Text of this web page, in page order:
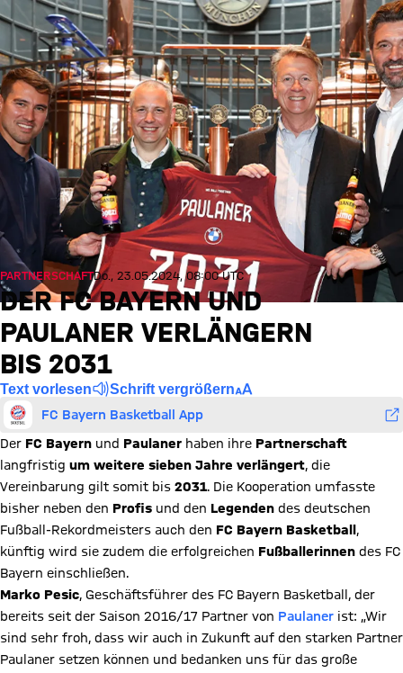
PARTNERSCHAFTDo., 23.05.2024, 08:00 UTC
DER FC BAYERN UND
PAULANER VERLÄNGERN
BIS 2031
Text vorlesen Schrift vergrößern
FC Bayern Basketball App
Der FC Bayern und Paulaner haben ihre Partnerschaft
langfristig um weitere sieben Jahre verlängert, die
Vereinbarung gilt somit bis 2031. Die Kooperation umfasste
bisher neben den Profis und den Legenden des deutschen
Fußball-Rekordmeisters auch den FC Bayern Basketball ,
künftig wird sie zudem die erfolgreichen Fußballerinnen des FC
Bayern einschließen.
Marko Pesic, Geschäftsführer des FC Bayern Basketball, der
bereits seit der Saison 2016/17 Partner von Paulaner ist: „Wir
sind sehr froh, dass wir auch in Zukunft auf den starken Partner
Paulaner setzen können und bedanken uns für das große